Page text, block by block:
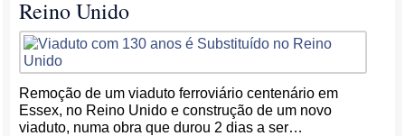
Reino Unido
Remoção de um viaduto ferroviário centenário em
Essex, no Reino Unido e construção de um novo
viaduto, numa obra que durou 2 dias a ser…